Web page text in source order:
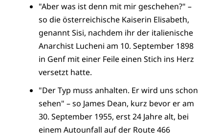
"Aber was ist denn mit mir geschehen?" –
so die österreichische Kaiserin Elisabeth,
genannt Sisi, nachdem ihr der italienische
Anarchist Lucheni am 10. September 1898
in Genf mit einer Feile einen Stich ins Herz
versetzt hatte.
"Der Typ muss anhalten. Er wird uns schon
sehen" – so James Dean, kurz bevor er am
30. September 1955, erst 24 Jahre alt, bei
einem Autounfall auf der Route 466